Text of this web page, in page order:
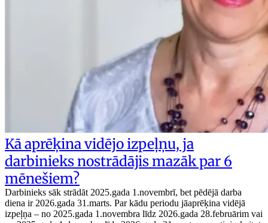
Kā aprēķina vidējo izpeļņu, ja
darbinieks nostrādājis mazāk par 6
mēnešiem?
Darbinieks sāk strādāt 2025.gada 1.novembrī, bet pēdējā darba
diena ir 2026.gada 31.marts. Par kādu periodu jāaprēķina vidējā
izpeļņa – no 2025.gada 1.novembra līdz 2026.gada 28.februārim vai